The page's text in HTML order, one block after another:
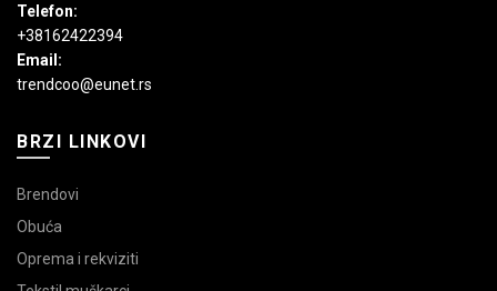
Telefon:
+38162422394
Email:
trendcoo@eunet.rs
BRZI LINKOVI
Brendovi
Obuća
Oprema i rekviziti